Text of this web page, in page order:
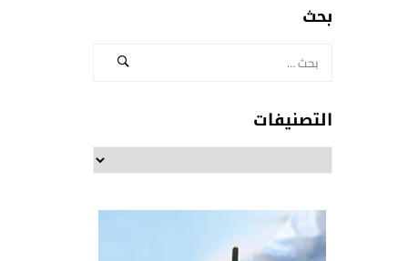
بحث
التصنيفات